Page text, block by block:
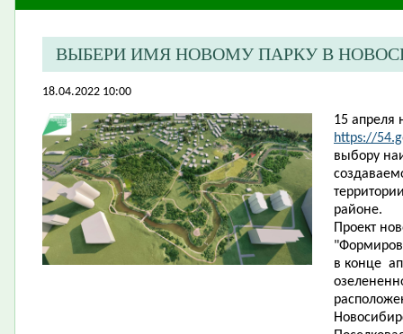
ВЫБЕРИ ИМЯ НОВОМУ ПАРКУ В
18.04.2022 10:00
15 апреля
https://
выбору
районе.
Проект
в конце